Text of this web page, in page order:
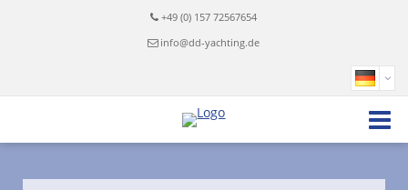
+49 (0) 157 72567654
info@dd-yachting.de